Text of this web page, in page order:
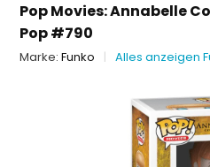
Pop Movies: Annabelle
Pop #790
Marke:Funko Alles anzeigen